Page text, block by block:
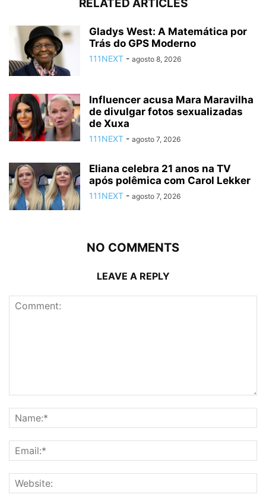
RELATED ARTICLES
Gladys West: A Matemática por
Trás do GPS Moderno
111NEXT - agosto 8, 2026
Influencer acusa Mara Maravilha
de divulgar fotos sexualizadas
de Xuxa
111NEXT - agosto 7, 2026
Eliana celebra 21 anos na TV
após polêmica com Carol Lekker
111NEXT - agosto 7, 2026
NO COMMENTS
LEAVE A REPLY